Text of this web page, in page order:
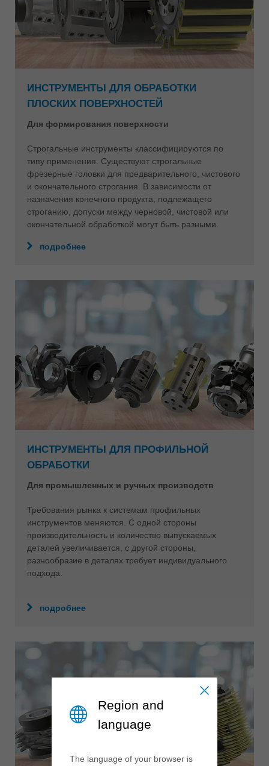
ИНСТРУМЕНТЫ ДЛЯ ОБРАБОТКИ
ПЛОСКИХ ПОВЕРХНОСТЕЙ
Для формирования поверхности
Строгальные инструменты классифицируются по
типу применения. Существуют строгальные
фрезерные головки для предварительного, чистового
и окончательного строгания. В зависимости от
назначения конечного продукта, подлежащего
строганию, допуски между черновой, чистовой или
окончательной обработкой могут быть разными.
подробнее
ИНСТРУМЕНТЫ ДЛЯ ПРОФИЛЬНОЙ
ОБРАБОТКИ
Для промышленных и ручных производств
Требования рынка к системам профильных
инструментов меняются. С одной стороны
производительность и количество выпускаемых
деталей увеличивается, с другой стороны,
разнообразие в деталях требует индивидуального
подхода.
подробнее
Region and
language
The language of your browser is